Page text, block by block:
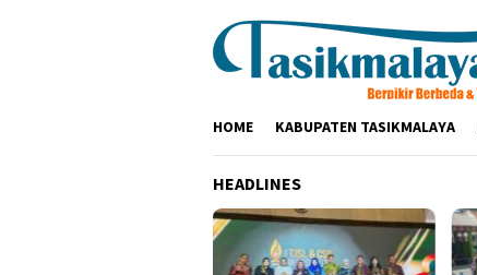
HOME KABUPATEN TASIKMALAYA
HEADLINES